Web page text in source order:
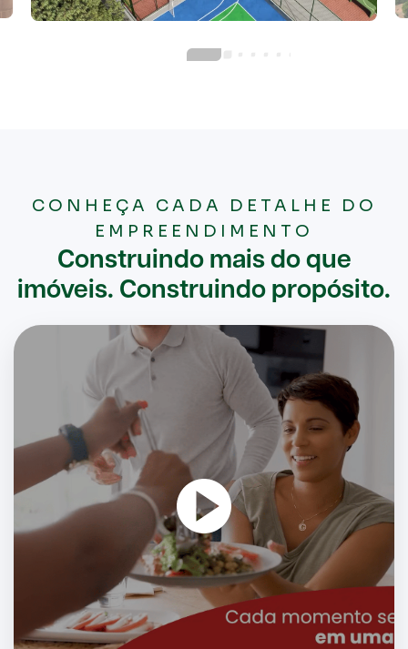
CONHEÇA CADA DETALHE DO
EMPREENDIMENTO
Construindo mais do que
imóveis. Construindo propósito.